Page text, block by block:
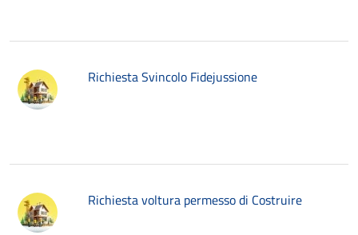
Richiesta Svincolo Fidejussione
Richiesta voltura permesso di Costruire